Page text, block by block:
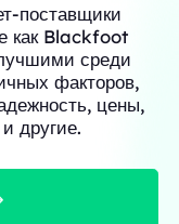
поставщики
как Blackfoot
среди
факторов,
цены,
другие.